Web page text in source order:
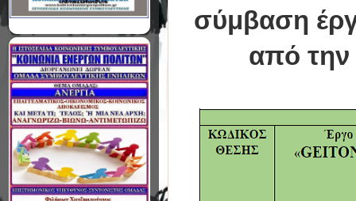
σύμβαση
από